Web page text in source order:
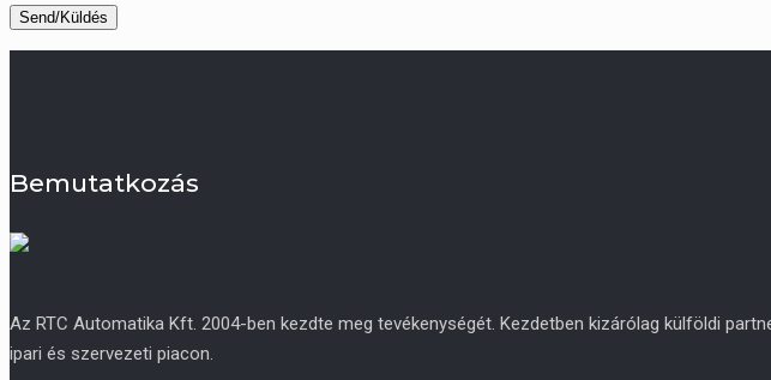
Bemutatkozás
Az RTC Automatika Kft. 2004-ben kezdte meg tevékenységét. Kezdetben kizárólag külföldi
ipari és szervezeti piacon.